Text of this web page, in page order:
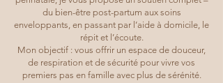
du bien-être post-partum aux soins
enveloppants, en passant par l’aide à domicile, le
répit et l’écoute.
Mon objectif : vous offrir un espace de douceur,
de respiration et de sécurité pour vivre vos
premiers pas en famille avec plus de sérénité.